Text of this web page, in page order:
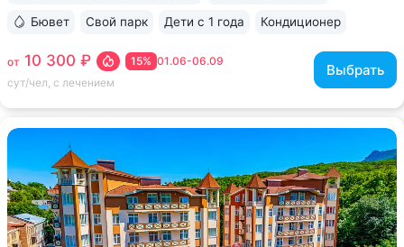
01.06-06.09
15%
от 10 300 ₽
сут/чел, с лечением
Выбрать
Бювет Свой парк Дети с 1 года Кондиционер
ещё 6